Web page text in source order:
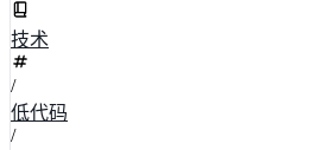
技术
/
低代码
/